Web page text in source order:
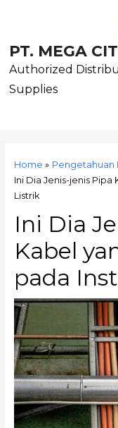
PT. MEGA
Authorized
Supplies
Home
Pengetahuan
Ini Dia Jenis-jenis
Listrik
Ini Dia
Kabel
pada